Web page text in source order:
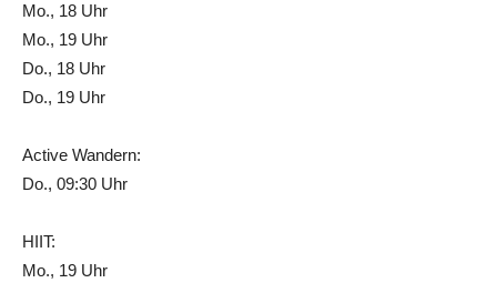
Mo., 18 Uhr
Mo., 19 Uhr
Do., 18 Uhr
Do., 19 Uhr
Active Wandern:
Do., 09:30 Uhr
HIIT:
Mo., 19 Uhr